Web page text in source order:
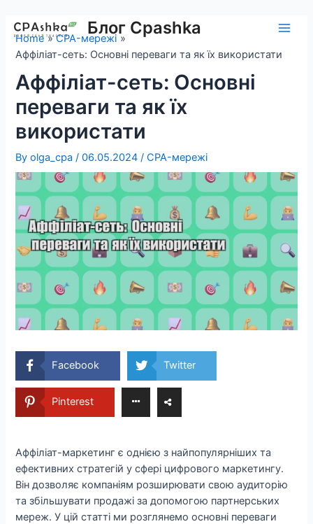
content
Блог Cpashka
Home
CPA-мережі
Аффіліат-сеть: Основні переваги та як їх використати
Аффіліат-сеть: Основні
переваги та як їх
використати
Byolga_cpa/06.05.2024/CPA-мережі
Facebook Twitter
Pinterest
Аффіліат-маркетинг є однією з найпопулярніших та
ефективних стратегій у сфері цифрового маркетингу.
Він дозволяє компаніям розширювати свою аудиторію
та збільшувати продажі за допомогою партнерських
мереж. У цій статті ми розглянемо основні переваги